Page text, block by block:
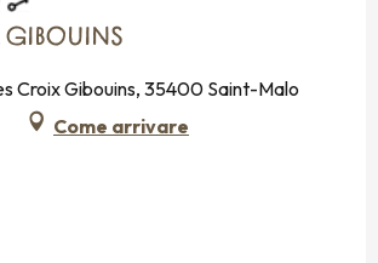
GIBOUINS
Croix Gibouins, 35400 Saint-Malo
Come arrivare